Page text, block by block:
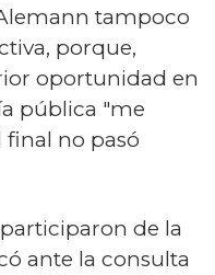
tampoco
porque,
oportunidad en
pública "me
final no pasó
de la
ante la consulta